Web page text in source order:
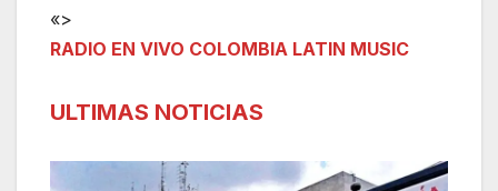
«>
RADIO EN VIVO COLOMBIA LATIN MUSIC
ULTIMAS NOTICIAS